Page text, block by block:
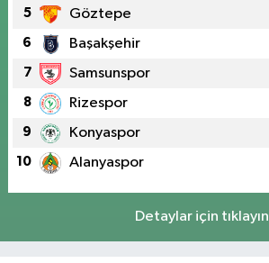
5 Göztepe
6 Başakşehir
7 Samsunspor
8 Rizespor
9 Konyaspor
10 Alanyaspor
Detaylar için tıklayın